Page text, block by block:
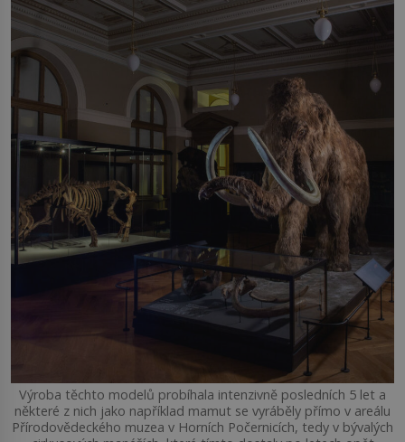
Výroba těchto modelů probíhala intenzivně posledních 5 let a
některé z nich jako například mamut se vyráběly přímo v areálu
Přírodovědeckého muzea v Horních Počernicích, tedy v bývalých